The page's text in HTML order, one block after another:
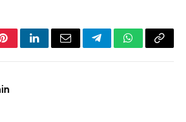
PinterestLinkedInEmail TelegramWhatsApp
Copy